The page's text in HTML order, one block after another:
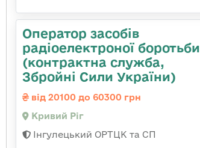
Оператор засобів
радіоелектроної боротьби
(контрактна служба,
Збройні Сили України)
від 20100 до 60300 грн
Кривий Ріг
Інгулецький ОРТЦК та СП